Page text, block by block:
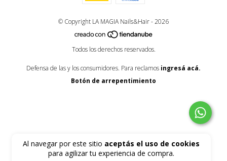
Al navegar por este sitio aceptás el uso de cookies
para agilizar tu experiencia de compra.
© Copyright LA MAGIA Nails&Hair - 2026
Todos los derechos reservados.
Defensa de las y los consumidores. Para reclamos ingresá acá.
Botón de arrepentimiento